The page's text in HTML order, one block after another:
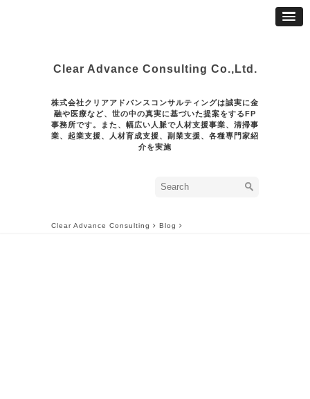
Clear Advance Consulting Co.,Ltd.
株式会社クリアアドバンスコンサルティングは誠実に金
融や医療など、世の中の真実に基づいた提案をするFP
事務所です。また、幅広い人脈で人材支援事業、清掃事
業、起業支援、人材育成支援、副業支援、各種専門家紹
介を実施
Clear Advance Consulting Blog